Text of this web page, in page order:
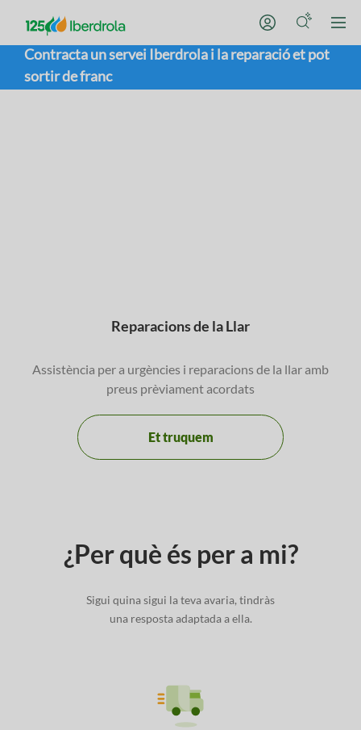
Contracta un servei Iberdrola i la reparació et pot
sortir de franc
Reparacions de la Llar
Assistència per a urgències i reparacions de la llar amb
preus prèviament acordats
Et truquem
¿Per què és per a mi?
Sigui quina sigui la teva avaria, tindràs
una resposta adaptada a ella.